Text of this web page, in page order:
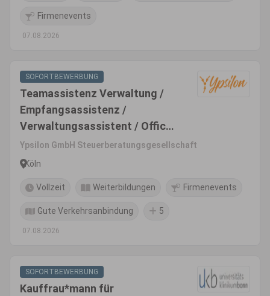
Firmenevents
07.08.2026
SOFORTBEWERBUNG
Teamassistenz Verwaltung /
Empfangsassistenz /
Verwaltungsassistent / Office-
Manager (m/w/d)
Ypsilon GmbH Steuerberatungsgesellschaft
Köln
Vollzeit Weiterbildungen Firmenevents
Gute Verkehrsanbindung 5
07.08.2026
SOFORTBEWERBUNG
Kauffrau*mann für